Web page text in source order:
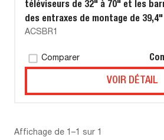
téléviseurs de 32" à 70" et les
des entraxes de montage de 39,4"
ACSBR1
Comparer
VOIR DÉTAIL
Affichage de 1–1 sur 1